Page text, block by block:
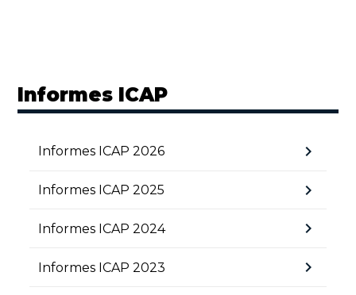
Informes ICAP
Informes ICAP 2026 chevron_right
Informes ICAP 2025 chevron_right
Informes ICAP 2024 chevron_right
Informes ICAP 2023 chevron_right